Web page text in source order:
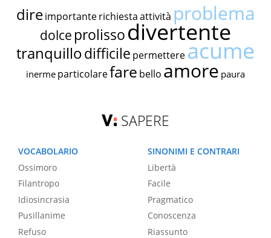
dire importante richiestaattività problema
dolce prolissodivertente
tranquillodifficile permettereacume
inerme particolarefare bello amore paura
SAPERE
VOCABOLARIO
Ossimoro
Filantropo
Idiosincrasia
Pusillanime
Refuso
SINONIMI E CONTRARI
Libertà
Facile
Pragmatico
Conoscenza
Riassunto